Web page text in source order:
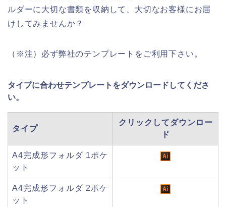
ルダーに大切な書類を収納して、大切なお客様にお届
けしてみませんか？
（※注）必ず弊社のテンプレートをご利用下さい。
タイプに合わせテンプレートをダウンロードしてくださ
い。
タイプ
クリックしてダウンロー
ド
A4完成形フォルダ 1ポケ
ット
A4完成形フォルダ 2ポケ
ット